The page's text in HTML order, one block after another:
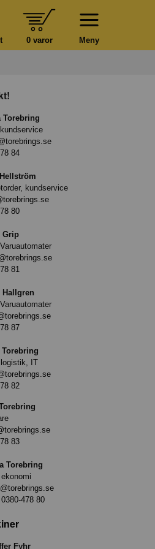
Meny
0 varor
Torebring
84
kundservice
80
Grip
81
Hallgren
87
Torebring
logistik, IT
82
83
Torebring
0380-478 80
Fyhr